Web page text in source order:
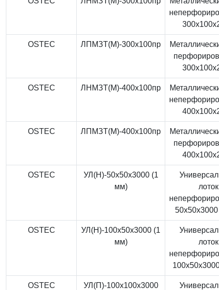
OSTEC ЛПМЗТ(М)-300x100пр
OSTEC ЛНМЗТ(М)-400x100пр
OSTEC ЛПМЗТ(М)-400x100пр
OSTEC
УЛ(Н)-50x50x3000 (1
мм)
лоток
OSTEC
УЛ(Н)-100x50x3000 (1
мм)
лоток
OSTEC
УЛ(П)-100x100x3000